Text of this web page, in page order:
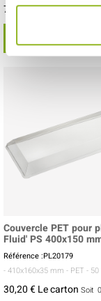
75,88 € Le cartonSoit
Couvercle PET pour
Fluid' PS 400x150
Référence :PL20179
- 410x160x35 mm - PET -
30,20 € Le carton Soit